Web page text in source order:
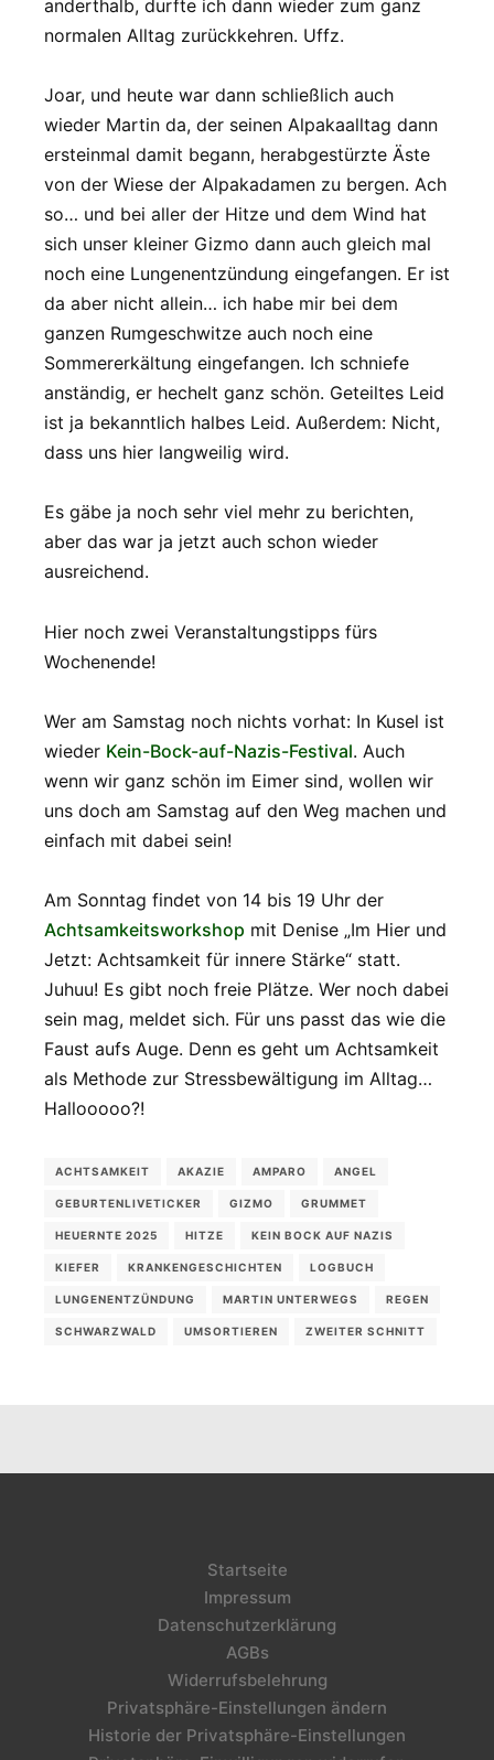
anderthalb, durfte ich dann wieder zum ganz
normalen Alltag zurückkehren. Uffz.
Joar, und heute war dann schließlich auch
wieder Martin da, der seinen Alpakaalltag dann
ersteinmal damit begann, herabgestürzte Äste
von der Wiese der Alpakadamen zu bergen. Ach
so… und bei aller der Hitze und dem Wind hat
sich unser kleiner Gizmo dann auch gleich mal
noch eine Lungenentzündung eingefangen. Er ist
da aber nicht allein… ich habe mir bei dem
ganzen Rumgeschwitze auch noch eine
Sommererkältung eingefangen. Ich schniefe
anständig, er hechelt ganz schön. Geteiltes Leid
ist ja bekanntlich halbes Leid. Außerdem: Nicht,
dass uns hier langweilig wird.
Es gäbe ja noch sehr viel mehr zu berichten,
aber das war ja jetzt auch schon wieder
ausreichend.
Hier noch zwei Veranstaltungstipps fürs
Wochenende!
Wer am Samstag noch nichts vorhat: In Kusel ist
wieder Kein-Bock-auf-Nazis-Festival. Auch
wenn wir ganz schön im Eimer sind, wollen wir
uns doch am Samstag auf den Weg machen und
einfach mit dabei sein!
Am Sonntag findet von 14 bis 19 Uhr der
Achtsamkeitsworkshop mit Denise „Im Hier und
Jetzt: Achtsamkeit für innere Stärke“ statt.
Juhuu! Es gibt noch freie Plätze. Wer noch dabei
sein mag, meldet sich. Für uns passt das wie die
Faust aufs Auge. Denn es geht um Achtsamkeit
als Methode zur Stressbewältigung im Alltag…
Hallooooo?!
ACHTSAMKEIT AKAZIE AMPARO ANGEL
GEBURTENLIVETICKER GIZMO GRUMMET
HEUERNTE 2025 HITZE KEIN BOCK AUF NAZIS
KIEFER KRANKENGESCHICHTEN LOGBUCH
LUNGENENTZÜNDUNG MARTIN UNTERWEGS REGEN
SCHWARZWALD UMSORTIEREN ZWEITER SCHNITT
Startseite
Impressum
Datenschutzerklärung
AGBs
Widerrufsbelehrung
Privatsphäre-Einstellungen ändern
Historie der Privatsphäre-Einstellungen